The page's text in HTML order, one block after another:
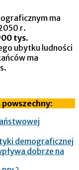
ma
r.
tys.
ubytku ludności
ma
demograficznej
dobrze na